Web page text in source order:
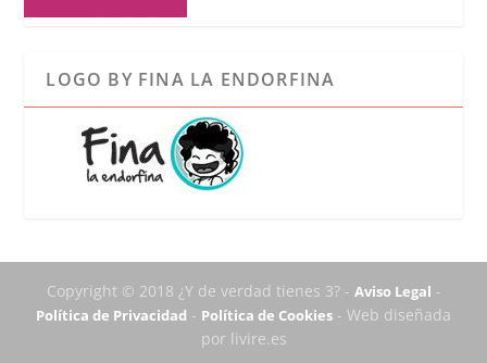
LOGO BY FINA LA ENDORFINA
Copyright © 2018 ¿Y de verdad tienes 3? - Aviso Legal -
Política de Privacidad - Política de Cookies - Web diseñada
por livire.es